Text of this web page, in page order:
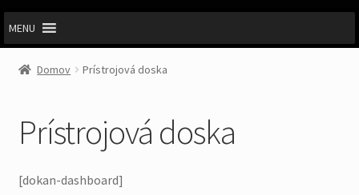
MENU
Domov Prístrojová doska
Prístrojová doska
[dokan-dashboard]